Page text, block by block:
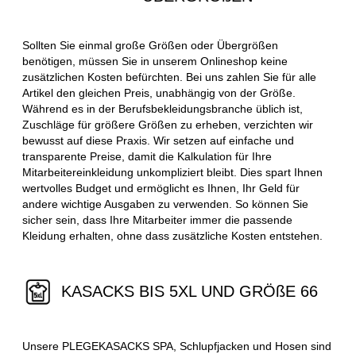
Sollten Sie einmal große Größen oder Übergrößen
benötigen, müssen Sie in unserem Onlineshop keine
zusätzlichen Kosten befürchten. Bei uns zahlen Sie für alle
Artikel den gleichen Preis, unabhängig von der Größe.
Während es in der Berufsbekleidungsbranche üblich ist,
Zuschläge für größere Größen zu erheben, verzichten wir
bewusst auf diese Praxis. Wir setzen auf einfache und
transparente Preise, damit die Kalkulation für Ihre
Mitarbeitereinkleidung unkompliziert bleibt. Dies spart Ihnen
wertvolles Budget und ermöglicht es Ihnen, Ihr Geld für
andere wichtige Ausgaben zu verwenden. So können Sie
sicher sein, dass Ihre Mitarbeiter immer die passende
Kleidung erhalten, ohne dass zusätzliche Kosten entstehen.
KASACKS BIS 5XL UND GRÖßE 66
Unsere PLEGEKASACKS SPA, Schlupfjacken und Hosen sind